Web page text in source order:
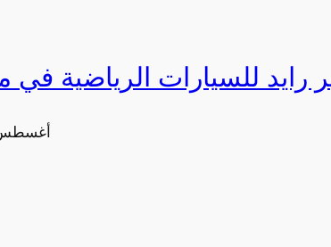
22 أغسطس،